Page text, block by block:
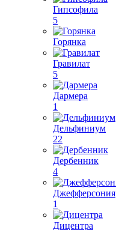
Гипсофила
5
Горянка
Гравилат
5
Дармера
1
Дельфиниум
22
Дербенник
4
Джефферсония
1
Дицентра